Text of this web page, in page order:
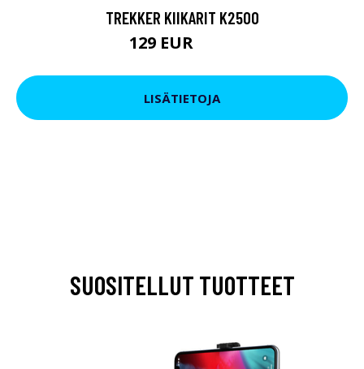
TREKKER KIIKARIT K2500
129 EUR
LISÄTIETOJA
SUOSITELLUT TUOTTEET